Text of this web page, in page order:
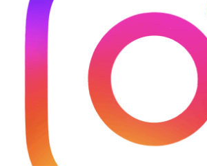
疾患別ページ
よくある質問